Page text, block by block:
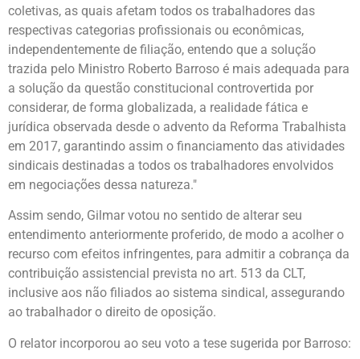
coletivas, as quais afetam todos os trabalhadores das
respectivas categorias profissionais ou econômicas,
independentemente de filiação, entendo que a solução
trazida pelo Ministro Roberto Barroso é mais adequada para
a solução da questão constitucional controvertida por
considerar, de forma globalizada, a realidade fática e
jurídica observada desde o advento da Reforma Trabalhista
em 2017, garantindo assim o financiamento das atividades
sindicais destinadas a todos os trabalhadores envolvidos
em negociações dessa natureza."
Assim sendo, Gilmar votou no sentido de alterar seu
entendimento anteriormente proferido, de modo a acolher o
recurso com efeitos infringentes, para admitir a cobrança da
contribuição assistencial prevista no art. 513 da CLT,
inclusive aos não filiados ao sistema sindical, assegurando
ao trabalhador o direito de oposição.
O relator incorporou ao seu voto a tese sugerida por Barroso: